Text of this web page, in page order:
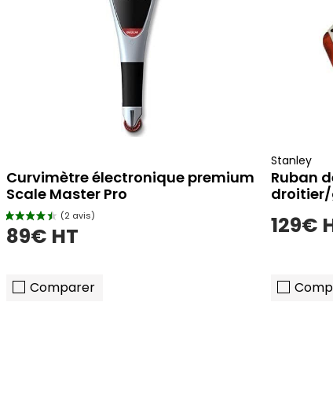
Curvimètre électronique premium
Scale Master Pro
89€ HT
Comparer
Stanley
Ruban
droitier/
129€